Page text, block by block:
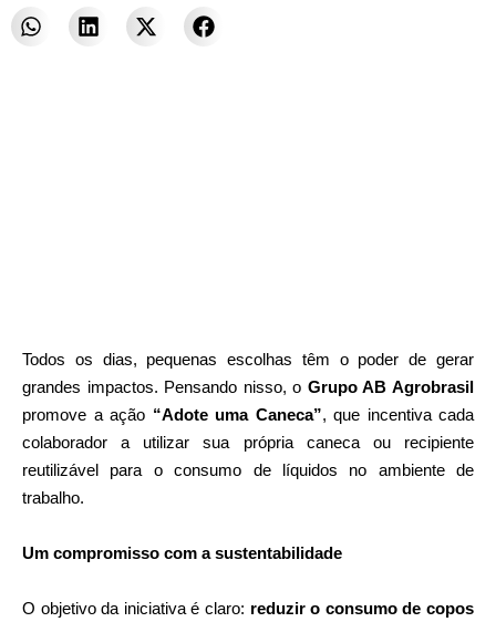
Todos os dias, pequenas escolhas têm o poder de gerar
grandes impactos. Pensando nisso, o Grupo AB Agrobrasil
promove a ação “Adote uma Caneca”, que incentiva cada
colaborador a utilizar sua própria caneca ou recipiente
reutilizável para o consumo de líquidos no ambiente de
trabalho.
Um compromisso com a sustentabilidade
O objetivo da iniciativa é claro: reduzir o consumo de copos